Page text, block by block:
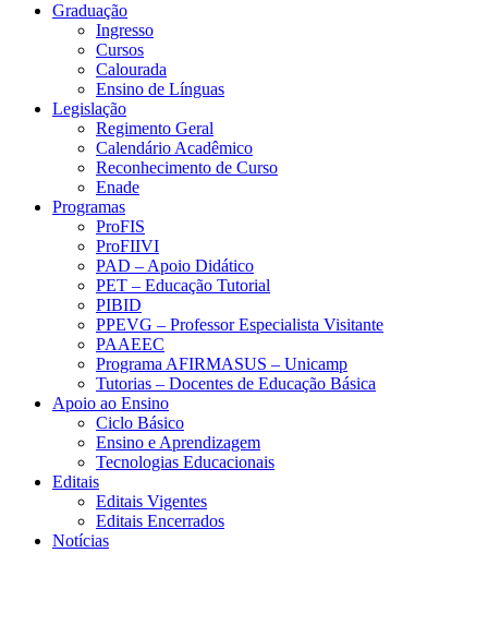
Graduação
Ingresso
Cursos
Calourada
Ensino de Línguas
Legislação
Regimento Geral
Calendário Acadêmico
Reconhecimento de Curso
Enade
Programas
ProFIS
ProFIIVI
PAD – Apoio Didático
PET – Educação Tutorial
PIBID
PPEVG – Professor Especialista Visitante
PAAEEC
Programa AFIRMASUS – Unicamp
Tutorias – Docentes de Educação Básica
Apoio ao Ensino
Ciclo Básico
Ensino e Aprendizagem
Tecnologias Educacionais
Editais
Editais Vigentes
Editais Encerrados
Notícias